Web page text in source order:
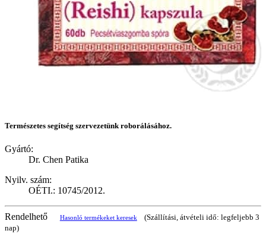
Természetes segítség szervezetünk roborálásához.
Gyártó:
Dr. Chen Patika
Nyilv. szám:
OÉTI.: 10745/2012.
Rendelhető Hasonló termékeket keresek
(Szállítási, átvételi idő: legfeljebb 3
nap)